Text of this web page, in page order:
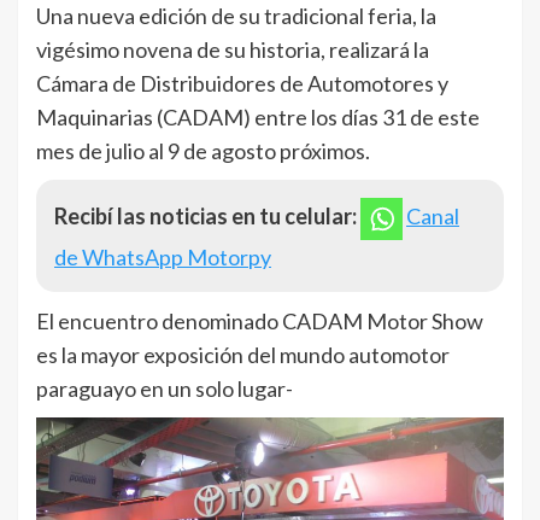
Una nueva edición de su tradicional feria, la
vigésimo novena de su historia, realizará la
Cámara de Distribuidores de Automotores y
Maquinarias (CADAM) entre los días 31 de este
mes de julio al 9 de agosto próximos.
Recibí las noticias en tu celular:
Canal
de WhatsApp Motorpy
El encuentro denominado CADAM Motor Show
es la mayor exposición del mundo automotor
paraguayo en un solo lugar-